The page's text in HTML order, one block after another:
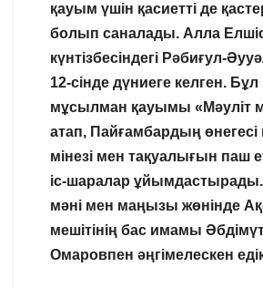
қауым үшін қасиетті де
болып саналады. Алла
күнтізбесіндегі Рәбиғул-
12-сінде дүниеге келген. Бұл
мұсылман қауымы «Мәуліт
атап, Пайғамбардың өнегесі
мінезі мен тақуалығын паш
іс-шаралар ұйымдастырады.
мәні мен маңызы жөнінде
мешітінің бас имамы
Омаровпен әңгімелескен